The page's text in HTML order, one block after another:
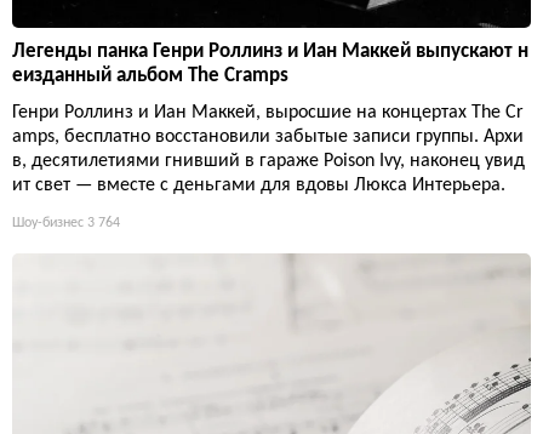
Легенды панка Генри Роллинз и Иан Маккей выпускают н
еизданный альбом The Cramps
Генри Роллинз и Иан Маккей, выросшие на концертах The Cr
amps, бесплатно восстановили забытые записи группы. Архи
в, десятилетиями гнивший в гараже Poison Ivy, наконец увид
ит свет — вместе с деньгами для вдовы Люкса Интерьера.
Шоу-бизнес 3 764